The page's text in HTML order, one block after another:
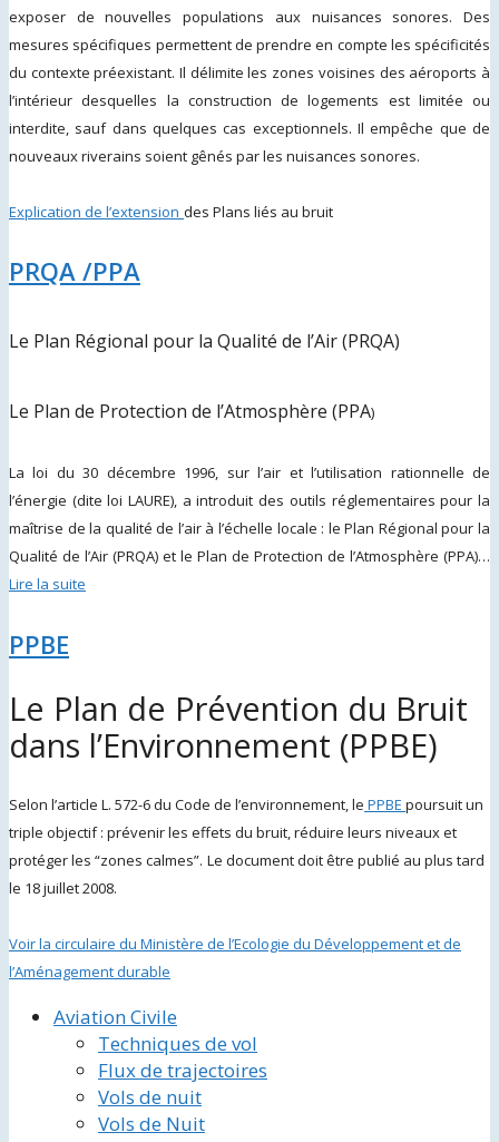
exposer de nouvelles populations aux nuisances sonores. Des
mesures spécifiques permettent de prendre en compte les spécificités
du contexte préexistant. Il délimite les zones voisines des aéroports à
l’intérieur desquelles la construction de logements est limitée ou
interdite, sauf dans quelques cas exceptionnels. Il empêche que de
nouveaux riverains soient gênés par les nuisances sonores.
Explication de l’extension des Plans liés au bruit
PRQA /PPA
Le Plan Régional pour la Qualité de l’Air (PRQA)
Le Plan de Protection de l’Atmosphère (PPA)
La loi du 30 décembre 1996, sur l’air et l’utilisation rationnelle de
l’énergie (dite loi LAURE), a introduit des outils réglementaires pour la
maîtrise de la qualité de l’air à l’échelle locale : le Plan Régional pour la
Qualité de l’Air (PRQA) et le Plan de Protection de l’Atmosphère (PPA)…
Lire la suite
PPBE
Le Plan de Prévention du Bruit
dans l’Environnement (PPBE)
Selon l’article L. 572-6 du Code de l’environnement, le PPBE poursuit un
triple objectif : prévenir les effets du bruit, réduire leurs niveaux et
protéger les “zones calmes”. Le document doit être publié au plus tard
le 18 juillet 2008.
Voir la circulaire du Ministère de l’Ecologie du Développement et de
l’Aménagement durable
Aviation Civile
Techniques de vol
Flux de trajectoires
Vols de nuit
Vols de Nuit